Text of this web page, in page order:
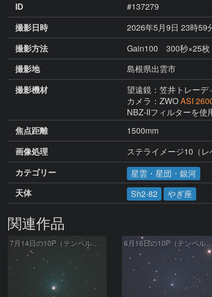
ID
#137279
撮影日時
2026年5月9日 23時59
撮影方法
Gain100 300秒×25枚
撮影地
島根県出雲市
撮影機材
望遠鏡：笠井トレーデ
カメラ：ZWOASI
焦点距離
1500mm
画像処理
ステライメージ10（
カテゴリー
星雲・星団・銀河
天体
Sh2-82 やぎ座
関連作品
7月14日の10P（テンペル彗星） 6月16日の10P（テンペル彗星）